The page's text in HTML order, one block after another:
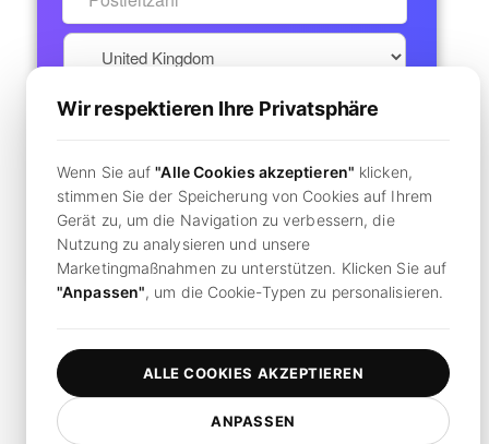
Pay now
Secure Checkout
Bereits ein Konto? Hier klicken, um sich anzumelden
Wir respektieren Ihre Privatsphäre
Wenn Sie auf"Alle Cookies akzeptieren" klicken,
stimmen Sie der Speicherung von Cookies auf Ihrem
Gerät zu, um die Navigation zu verbessern, die
Nutzung zu analysieren und unsere
Marketingmaßnahmen zu unterstützen. Klicken Sie auf
"Anpassen", um die Cookie-Typen zu personalisieren.
ANPASSEN
ALLE COOKIES AKZEPTIEREN